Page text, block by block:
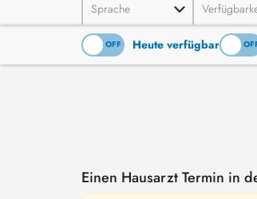
Sprache
OFF Heute verfügbar
ON
Einen Hausarzt Termin in